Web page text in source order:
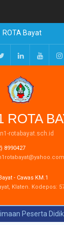
ROTA Bayat
2027
2026
BOSP
1 Tahun
TwitterLinkedIn
ROTA
rotabayat.sch.id
8990427
- Cawas KM.1
Klaten. Kodepos:
Peserta